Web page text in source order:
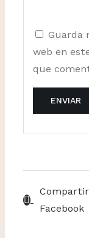
Guarda
web en
que
Facebook